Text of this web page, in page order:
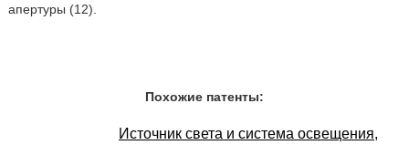
апертуры (12).
Похожие патенты:
Источник света и система освещения,